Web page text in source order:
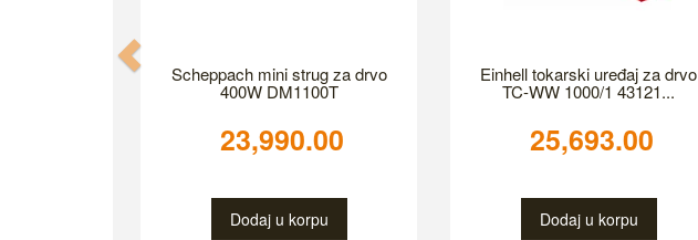
Scheppach mini strug za drvo
400W DM1100T
23,990.00
Dodaj u korpu
Einhell tokarski uređaj za drvo
TC-WW 1000/1 43121...
25,693.00
Dodaj u korpu